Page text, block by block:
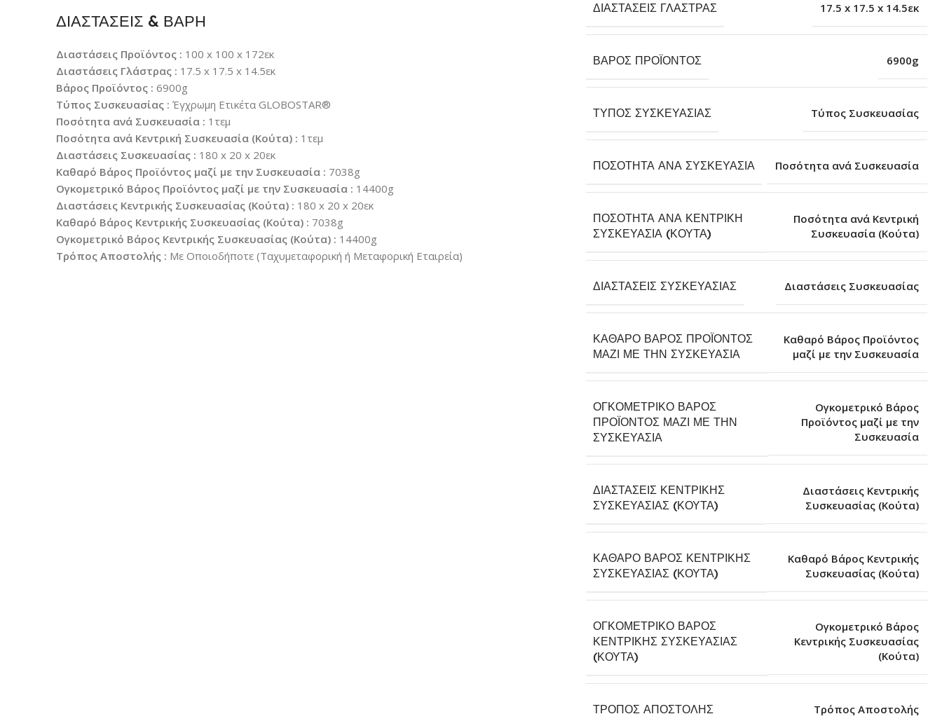
ΔΙΑΣΤΑΣΕΙΣ & ΒΑΡΗ
Διαστάσεις Προϊόντος : 100 x 100 x 172εκ
Διαστάσεις Γλάστρας : 17.5 x 17.5 x 14.5εκ
Βάρος Προϊόντος : 6900g
Τύπος Συσκευασίας : Έγχρωμη Ετικέτα GLOBOSTAR®
Ποσότητα ανά Συσκευασία : 1τεμ
Ποσότητα ανά Κεντρική Συσκευασία (Κούτα) : 1τεμ
Διαστάσεις Συσκευασίας : 180 x 20 x 20εκ
Καθαρό Βάρος Προϊόντος μαζί με την Συσκευασία : 7038g
Ογκομετρικό Βάρος Προϊόντος μαζί με την Συσκευασία : 14400g
Διαστάσεις Κεντρικής Συσκευασίας (Κούτα) : 180 x 20 x 20εκ
Καθαρό Βάρος Κεντρικής Συσκευασίας (Κούτα) : 7038g
Ογκομετρικό Βάρος Κεντρικής Συσκευασίας (Κούτα) : 14400g
Τρόπος Αποστολής : Με Οποιοδήποτε (Ταχυμεταφορική ή Μεταφορική Εταιρεία)
ΔΙΑΣΤΆΣΕΙΣ ΓΛΆΣΤΡΑΣ 17.5 x 17.5 x 14.5εκ
ΒΆΡΟΣ ΠΡΟΪΌΝΤΟΣ 6900g
ΤΎΠΟΣ ΣΥΣΚΕΥΑΣΊΑΣ Τύπος Συσκευασίας
ΠΟΣΌΤΗΤΑ ΑΝΆ ΣΥΣΚΕΥΑΣΊΑ Ποσότητα ανά Συσκευασία
ΠΟΣΌΤΗΤΑ ΑΝΆ ΚΕΝΤΡΙΚΉ
ΣΥΣΚΕΥΑΣΊΑ (ΚΟΎΤΑ)
Ποσότητα ανά Κεντρική
Συσκευασία (Κούτα)
ΔΙΑΣΤΆΣΕΙΣ ΣΥΣΚΕΥΑΣΊΑΣ Διαστάσεις Συσκευασίας
ΚΑΘΑΡΌ ΒΆΡΟΣ ΠΡΟΪΌΝΤΟΣ
ΜΑΖΊ ΜΕ ΤΗΝ ΣΥΣΚΕΥΑΣΊΑ
Καθαρό Βάρος Προϊόντος
μαζί με την Συσκευασία
ΟΓΚΟΜΕΤΡΙΚΌ ΒΆΡΟΣ
ΠΡΟΪΌΝΤΟΣ ΜΑΖΊ ΜΕ ΤΗΝ
ΣΥΣΚΕΥΑΣΊΑ
Ογκομετρικό Βάρος
Προϊόντος μαζί με την
Συσκευασία
ΔΙΑΣΤΆΣΕΙΣ ΚΕΝΤΡΙΚΉΣ
ΣΥΣΚΕΥΑΣΊΑΣ (ΚΟΎΤΑ)
Διαστάσεις Κεντρικής
Συσκευασίας (Κούτα)
ΚΑΘΑΡΌ ΒΆΡΟΣ ΚΕΝΤΡΙΚΉΣ
ΣΥΣΚΕΥΑΣΊΑΣ (ΚΟΎΤΑ)
Καθαρό Βάρος Κεντρικής
Συσκευασίας (Κούτα)
ΟΓΚΟΜΕΤΡΙΚΌ ΒΆΡΟΣ
ΚΕΝΤΡΙΚΉΣ ΣΥΣΚΕΥΑΣΊΑΣ
(ΚΟΎΤΑ)
Ογκομετρικό Βάρος
Κεντρικής Συσκευασίας
(Κούτα)
ΤΡΌΠΟΣ ΑΠΟΣΤΟΛΉΣ Τρόπος Αποστολής